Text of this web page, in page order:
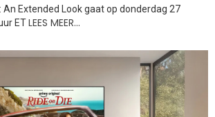
Extended Look gaat op donderdag 27
ETLEES MEER…